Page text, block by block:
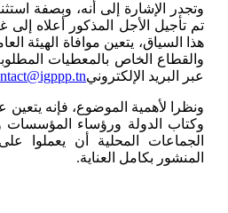
هذا السياق، يتعين موافاة الهيئة
والقطاع الخاص بالمعطيات
عبر البريد الإلكتروني
ونظرا لأهمية الموضوع، فإنه يتعين
وكتاب الدولة ورؤساء المؤسسات
الجماعات المحلية أن يعملوا
المنشور بكامل العناية.